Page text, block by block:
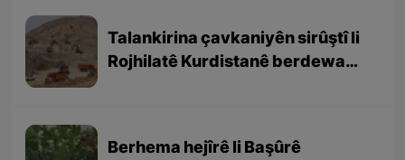
Talankirina çavkaniyên sirûştî li
Rojhilatê Kurdistanê berdewam
Berhema hejîrê li Başûrê